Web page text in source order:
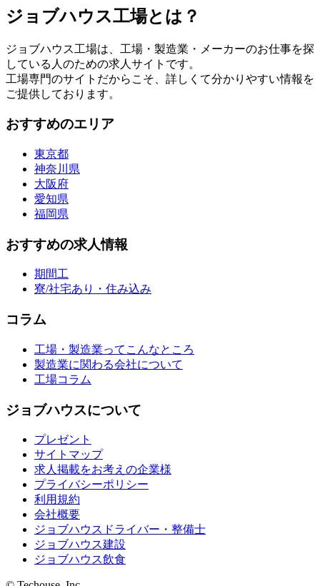
ジョブハウス工場とは？
ジョブハウス工場は、工場・製造業・メーカーのお仕事を探
している人のための求人サイトです。
工場専門のサイトだからこそ、詳しくて分かりやすい情報を
ご提供しております。
おすすめのエリア
東京都
神奈川県
大阪府
愛知県
福岡県
おすすめの求人情報
期間工
寮/社宅あり・住み込み
コラム
工場・製造業ってこんなところ
製造業に関わる会社について
工場コラム
ジョブハウスについて
プレゼント
サイトマップ
求人掲載をお考えの企業様
プライバシーポリシー
利用規約
会社概要
ジョブハウスドライバー・整備士
ジョブハウス建設
ジョブハウス飲食